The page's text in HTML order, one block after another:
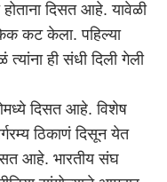
दिसत आहे. यावेळी
कट केला. पहिल्या
त्यांना ही संधी दिली गेली
दिसत आहे. विशेष
ठिकाणं दिसून येत
आहे. भारतीय संघ